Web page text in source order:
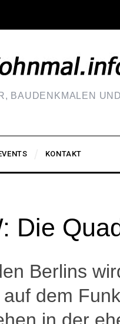
BAUDENKMALEN
KONTAKT
Die
Berlins
dem